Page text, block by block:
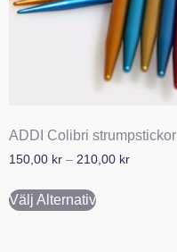
ADDI Colibri strumpstickor
150,00 kr – 210,00 kr
Välj Alternativ